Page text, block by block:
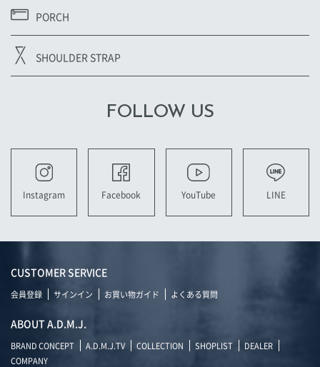
PORCH
SHOULDER STRAP
FOLLOW US
Instagram Facebook YouTube LINE
CUSTOMER SERVICE
会員登録 サインイン お買い物ガイド よくある質問
ABOUT A.D.M.J.
BRAND CONCEPT A.D.M.J.TV COLLECTION SHOPLIST
DEALER
COMPANY